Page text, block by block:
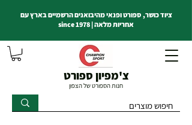
צ'מפיון ספורט
חנות הספורט של הצפון
ציוד כושר, ספורט ופנאי מהיבואנים הרשמיים בארץ עם
אחריות מלאה | since 1978